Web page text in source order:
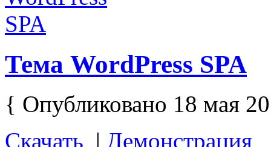
Тема WordPress SPA
{ Опубликовано 18 мая
Скачать | Демонстрация